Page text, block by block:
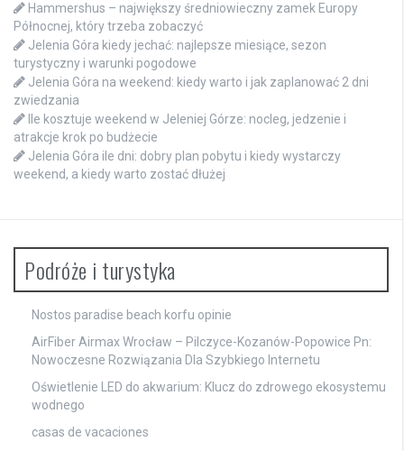
Hammershus – największy średniowieczny zamek Europy
Północnej, który trzeba zobaczyć
Jelenia Góra kiedy jechać: najlepsze miesiące, sezon
turystyczny i warunki pogodowe
Jelenia Góra na weekend: kiedy warto i jak zaplanować 2 dni
zwiedzania
Ile kosztuje weekend w Jeleniej Górze: nocleg, jedzenie i
atrakcje krok po budżecie
Jelenia Góra ile dni: dobry plan pobytu i kiedy wystarczy
weekend, a kiedy warto zostać dłużej
Podróże i turystyka
Nostos paradise beach korfu opinie
AirFiber Airmax Wrocław – Pilczyce-Kozanów-Popowice Pn:
Nowoczesne Rozwiązania Dla Szybkiego Internetu
Oświetlenie LED do akwarium: Klucz do zdrowego ekosystemu
wodnego
casas de vacaciones